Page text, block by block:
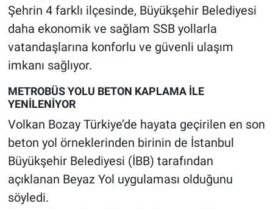
Şehrin 4 farklı ilçesinde, Büyükşehir Belediyesi
daha ekonomik ve sağlam SSB yollarla
vatandaşlarına konforlu ve güvenli ulaşım
imkanı sağlıyor.
METROBÜS YOLU BETON KAPLAMA İLE
YENİLENİYOR
Volkan Bozay Türkiye’de hayata geçirilen en son
beton yol örneklerinden birinin de İstanbul
Büyükşehir Belediyesi (İBB) tarafından
açıklanan Beyaz Yol uygulaması olduğunu
söyledi.